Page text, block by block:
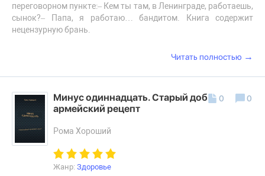
переговорном пункте:– Кем ты там, в Ленинграде, работаешь,
сынок?– Папа, я работаю… бандитом. Книга содержит
нецензурную брань.
Читать полностью →
Минус одиннадцать. Старый добрый
армейский рецепт
Рома Хороший
Жанр: Здоровье
0 0